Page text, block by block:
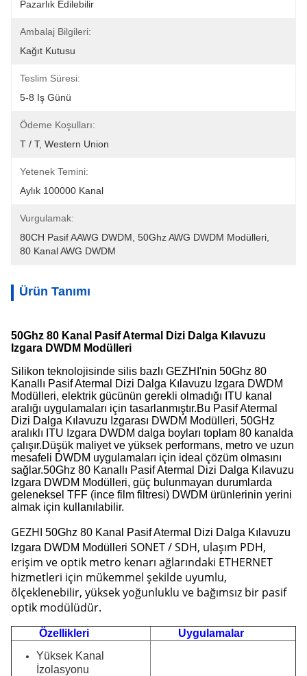
Pazarlık Edilebilir
Ambalaj Bilgileri:
Kağıt Kutusu
Teslim Süresi:
5-8 Iş Günü
Ödeme Koşulları:
T / T, Western Union
Yetenek Temini:
Aylık 100000 Kanal
Vurgulamak:
80CH Pasif AAWG DWDM 50Ghz AWG DWDM Modülleri
80 Kanal AWG DWDM
Ürün Tanımı
50Ghz 80 Kanal Pasif Atermal Dizi Dalga Kılavuzu
Izgara DWDM Modülleri
Silikon teknolojisinde silis bazlı GEZHI'nin 50Ghz 80
Kanallı Pasif Atermal Dizi Dalga Kılavuzu Izgara DWDM
Modülleri, elektrik gücünün gerekli olmadığı ITU kanal
aralığı uygulamaları için tasarlanmıştır.Bu Pasif Atermal
Dizi Dalga Kılavuzu Izgarası DWDM Modülleri, 50GHz
aralıklı ITU Izgara DWDM dalga boyları toplam 80 kanalda
çalışır.Düşük maliyet ve yüksek performans, metro ve uzun
mesafeli DWDM uygulamaları için ideal çözüm olmasını
sağlar.50Ghz 80 Kanallı Pasif Atermal Dizi Dalga Kılavuzu
Izgara DWDM Modülleri, güç bulunmayan durumlarda
geleneksel TFF (ince film filtresi) DWDM ürünlerinin yerini
almak için kullanılabilir.
GEZHI 50Ghz 80 Kanal Pasif Atermal Dizi Dalga Kılavuzu
Izgara DWDM Modülleri SONET / SDH, ulaşım PDH,
erişim ve optik metro kenarı ağlarındaki ETHERNET
hizmetleri için mükemmel şekilde uyumlu,
ölçeklenebilir, yüksek yoğunluklu ve bağımsız bir pasif
optik modülüdür.
Özellikleri
Uygulamalar
Yüksek Kanal
İzolasyonu